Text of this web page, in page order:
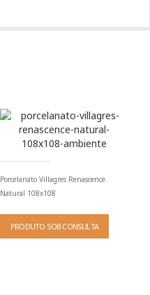
Porcelanato Villagres Renascence
Natural 108x108
PRODUTO SOB CONSULTA